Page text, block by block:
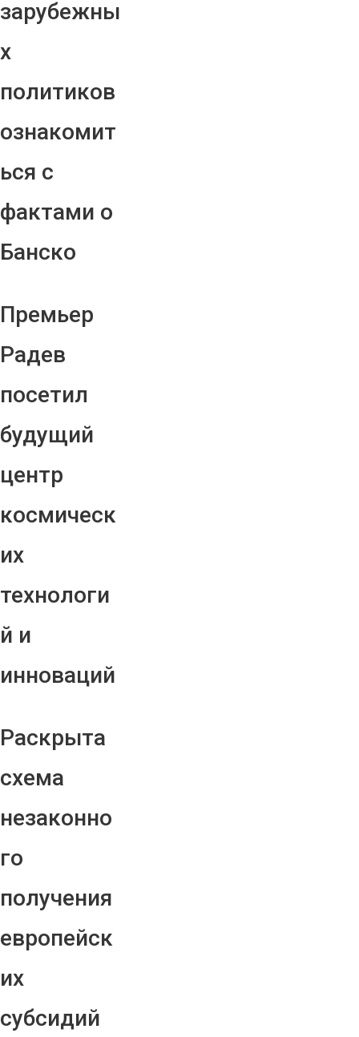
зарубежны
х
политиков
ознакомит
ься с
фактами о
Банско
Премьер
Радев
посетил
будущий
центр
космическ
их
технологи
й и
инноваций
Раскрыта
схема
незаконно
го
получения
европейск
их
субсидий